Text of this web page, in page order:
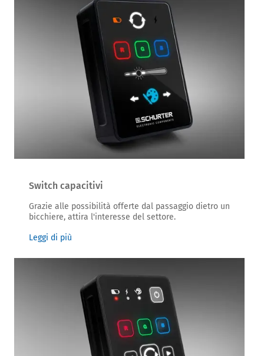
Switch capacitivi
Grazie alle possibilità offerte dal passaggio dietro un
bicchiere, attira l'interesse del settore.
Leggi di più